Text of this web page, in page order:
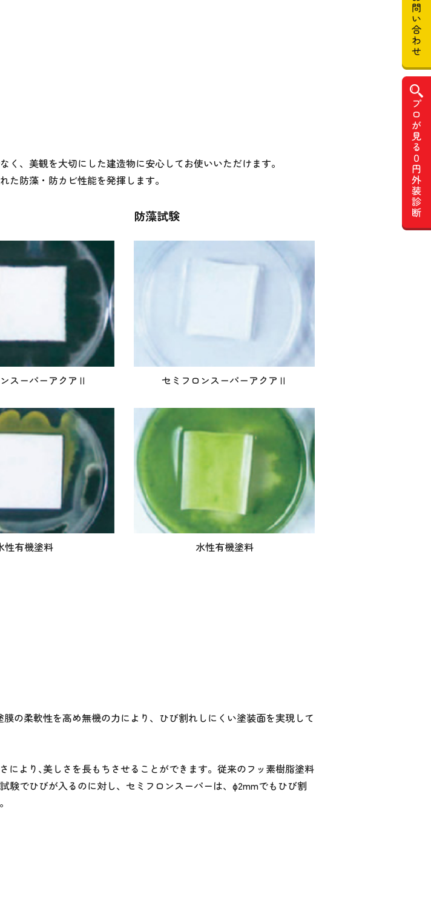
、美観を大切にした建造物に安心してお使いいただけます。
防藻・防カビ性能を発揮します。
スーパーアクアⅡ
性有機塗料
防藻試験
セミフロンスーパーアクアⅡ
水性有機塗料
膜の柔軟性を高め無機の力により、ひび割れしにくい塗装面を実現して
により､美しさを長もちさせることができます。従来のフッ素樹脂塗料
験でひびが入るのに対し、セミフロンスーパーは、φ2mmでもひび割